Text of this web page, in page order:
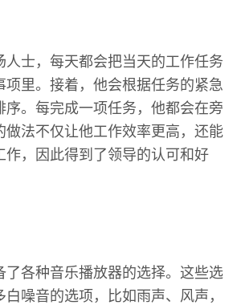
人士，每天都会把当天的工作任务
项里。接着，他会根据任务的紧急
序。每完成一项任务，他都会在旁
做法不仅让他工作效率更高，还能
作，因此得到了领导的认可和好
了各种音乐播放器的选择。这些选
噪音的选项，比如雨声、风声，